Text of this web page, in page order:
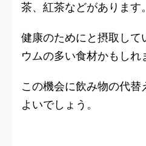
茶、紅茶などがあります。
健康のためにと摂取して
ウムの多い食材かもしれ
この機会に飲み物の代替
よいでしょう。